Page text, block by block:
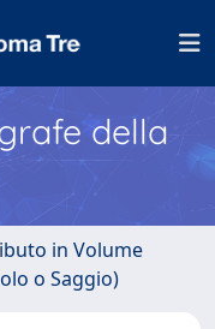
della
in Volume
o Saggio)